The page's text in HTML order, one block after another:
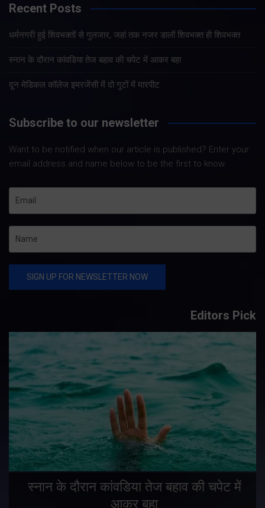
Recent Posts
धर्मनगरी हुई शिवभक्तों से गुलजार, जहां तक नजर डालों शिवभक्त ही शिवभक्त
स्नान के दौरान कांवडिया तेज बहाव की चपेट में आकर बहा
दून मेडिकल कॉलेज इमरजेंसी में दो गुटों में मारपीट
Subscribe to our newsletter
Want to be notified when our article is published? Enter your
email address and name below to be the first to know.
Editors Pick
स्नान के दौरान कांवडिया तेज बहाव की चपेट में
आकर बहा